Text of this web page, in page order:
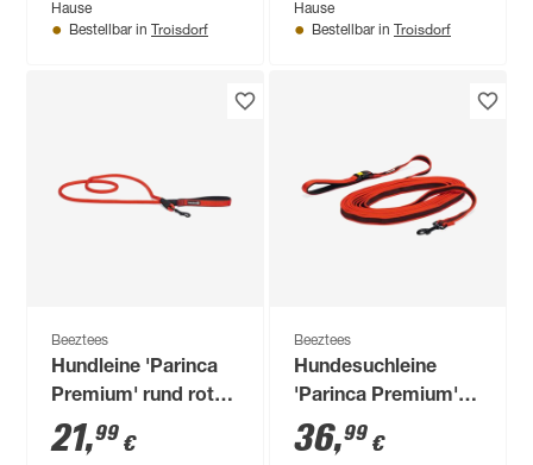
Hause
Bestellbar in Troisdorf
Hause
Bestellbar in Troisdorf
Beeztees
Hundleine 'Parinca
Premium' rund rot
180 x 1,2 cm
21,99 €
Beeztees
Hundesuchleine
'Parinca Premium'
rot mit
Handschlaufe 10 m
36,99 €